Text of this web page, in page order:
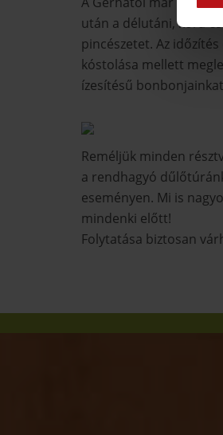
után a délutáni, kora
pincészetet. Az
kóstolása mellett
ízesítésű
Reméljük minden
a rendhagyó
eseményen. Mi is
mindenki előtt!
Folytatása biztosan